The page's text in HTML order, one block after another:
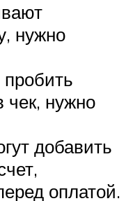
нужно
чек, нужно
добавить
оплатой.